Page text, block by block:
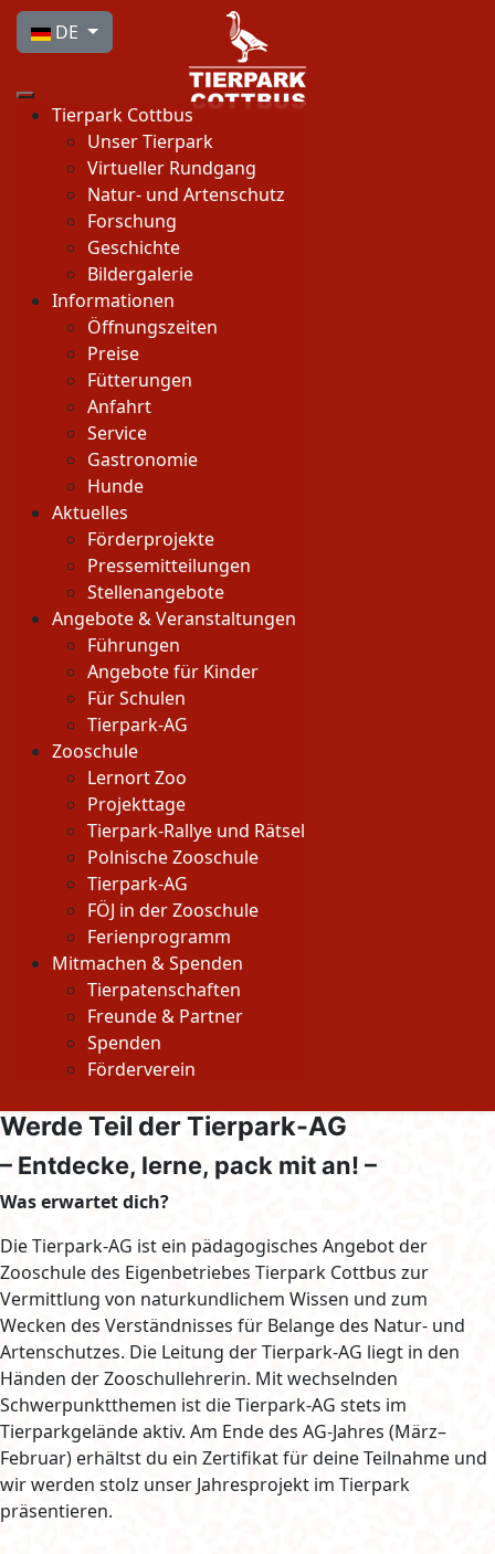
Sprache auswählen
DE
Tierpark Cottbus
Unser Tierpark
Virtueller Rundgang
Natur- und Artenschutz
Forschung
Geschichte
Bildergalerie
Informationen
Öffnungszeiten
Preise
Fütterungen
Anfahrt
Service
Gastronomie
Hunde
Aktuelles
Förderprojekte
Pressemitteilungen
Stellenangebote
Angebote & Veranstaltungen
Führungen
Angebote für Kinder
Für Schulen
Tierpark-AG
Zooschule
Lernort Zoo
Projekttage
Tierpark-Rallye und Rätsel
Polnische Zooschule
Tierpark-AG
FÖJ in der Zooschule
Ferienprogramm
Mitmachen & Spenden
Tierpatenschaften
Freunde & Partner
Spenden
Förderverein
Werde Teil der Tierpark-AG
– Entdecke, lerne, pack mit an! –
Was erwartet dich?
Die Tierpark-AG ist ein pädagogisches Angebot der
Zooschule des Eigenbetriebes Tierpark Cottbus zur
Vermittlung von naturkundlichem Wissen und zum
Wecken des Verständnisses für Belange des Natur- und
Artenschutzes. Die Leitung der Tierpark-AG liegt in den
Händen der Zooschullehrerin. Mit wechselnden
Schwerpunktthemen ist die Tierpark-AG stets im
Tierparkgelände aktiv. Am Ende des AG-Jahres (März–
Februar) erhältst du ein Zertifikat für deine Teilnahme und
wir werden stolz unser Jahresprojekt im Tierpark
präsentieren.